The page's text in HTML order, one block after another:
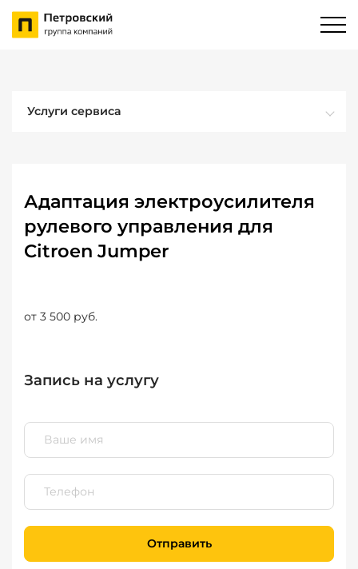
Услуги сервиса
Адаптация электроусилителя
рулевого управления для
Citroen Jumper
от 3 500 руб.
Запись на услугу
Отправить